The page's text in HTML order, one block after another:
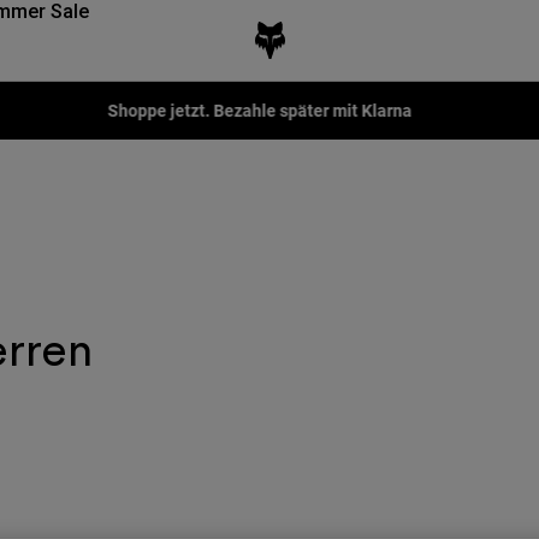
Sale
Fox LAB Capsule Collection -Jetzt kaufen